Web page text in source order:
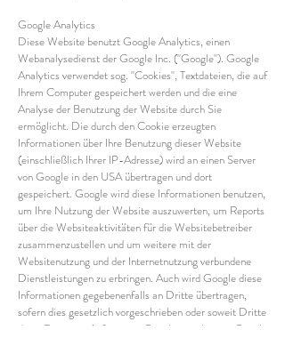
Google Analytics
Diese Website benutzt Google Analytics, einen
Webanalysedienst der Google Inc. (''Google''). Google
Analytics verwendet sog. ''Cookies'', Textdateien, die auf
Ihrem Computer gespeichert werden und die eine
Analyse der Benutzung der Website durch Sie
ermöglicht. Die durch den Cookie erzeugten
Informationen über Ihre Benutzung dieser Website
(einschließlich Ihrer IP-Adresse) wird an einen Server
von Google in den USA übertragen und dort
gespeichert. Google wird diese Informationen benutzen,
um Ihre Nutzung der Website auszuwerten, um Reports
über die Websiteaktivitäten für die Websitebetreiber
zusammenzustellen und um weitere mit der
Websitenutzung und der Internetnutzung verbundene
Dienstleistungen zu erbringen. Auch wird Google diese
Informationen gegebenenfalls an Dritte übertragen,
sofern dies gesetzlich vorgeschrieben oder soweit Dritte
diese Daten im Auftrag von Google verarbeiten. Google